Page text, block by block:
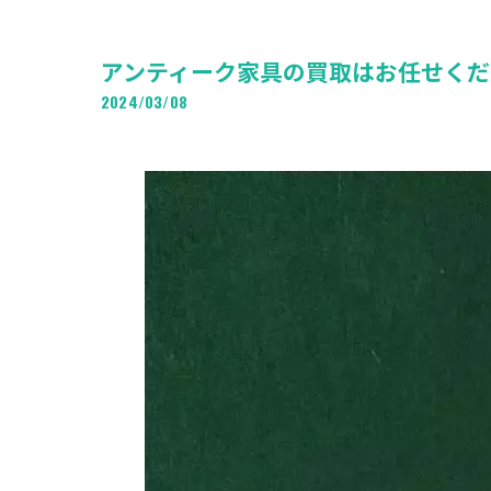
アンティーク家具の買取はお任せく
2024/03/08